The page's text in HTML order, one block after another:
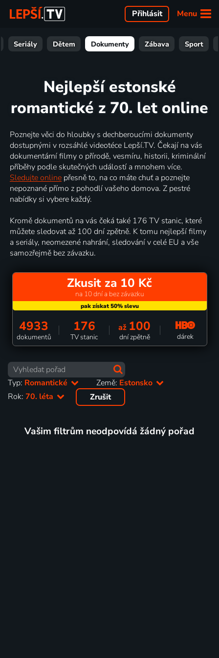
Menu
Přihlásit
Seriály Dětem Dokumenty Zábava Sport
Nejlepší estonské
romantické z 70. let online
Poznejte věci do hloubky s dechberoucími dokumenty
dostupnými v rozsáhlé videotéce Lepší.TV. Čekají na vás
dokumentární filmy o přírodě, vesmíru, historii, kriminální
příběhy podle skutečných událostí a mnohem více.
Sledujte online přesně to, na co máte chuť a poznejte
nepoznané přímo z pohodlí vašeho domova. Z pestré
nabídky si vybere každý.
Kromě dokumentů na vás čeká také 176 TV stanic, které
můžete sledovat až 100 dní zpětně. K tomu nejlepší filmy
a seriály, neomezené nahrání, sledování v celé EU a vše
samozřejmě bez závazku.
Zkusit za 10 Kč
na 10 dní a bez závazku
4933
dokumentů
176
TV stanic
až 100
dní zpětně dárek
Typ: Romantické Země: Estonsko
Rok: 70. léta Zrušit
Vašim filtrům neodpovídá žádný pořad